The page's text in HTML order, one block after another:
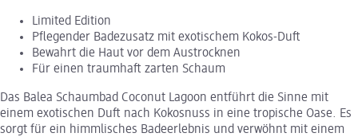
Limited Edition
Pflegender Badezusatz mit exotischem Kokos-Duft
Bewahrt die Haut vor dem Austrocknen
Für einen traumhaft zarten Schaum
Das Balea Schaumbad Coconut Lagoon entführt die Sinne mit
einem exotischen Duft nach Kokosnuss in eine tropische Oase. Es
sorgt für ein himmlisches Badeerlebnis und verwöhnt mit einem